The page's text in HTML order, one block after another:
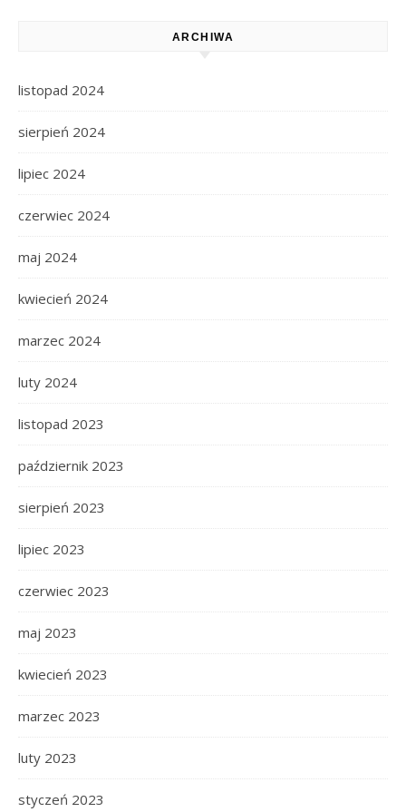
ARCHIWA
listopad 2024
sierpień 2024
lipiec 2024
czerwiec 2024
maj 2024
kwiecień 2024
marzec 2024
luty 2024
listopad 2023
październik 2023
sierpień 2023
lipiec 2023
czerwiec 2023
maj 2023
kwiecień 2023
marzec 2023
luty 2023
styczeń 2023